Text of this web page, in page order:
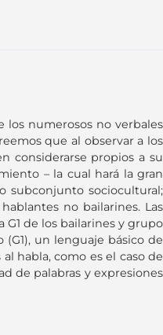
los numerosos no verbales
que al observar a los
considerarse propios a su
– la cual hará la gran
subconjunto sociocultural;
no bailarines. Las
de los bailarines y grupo
un lenguaje básico de
habla, como es el caso de
de palabras y expresiones